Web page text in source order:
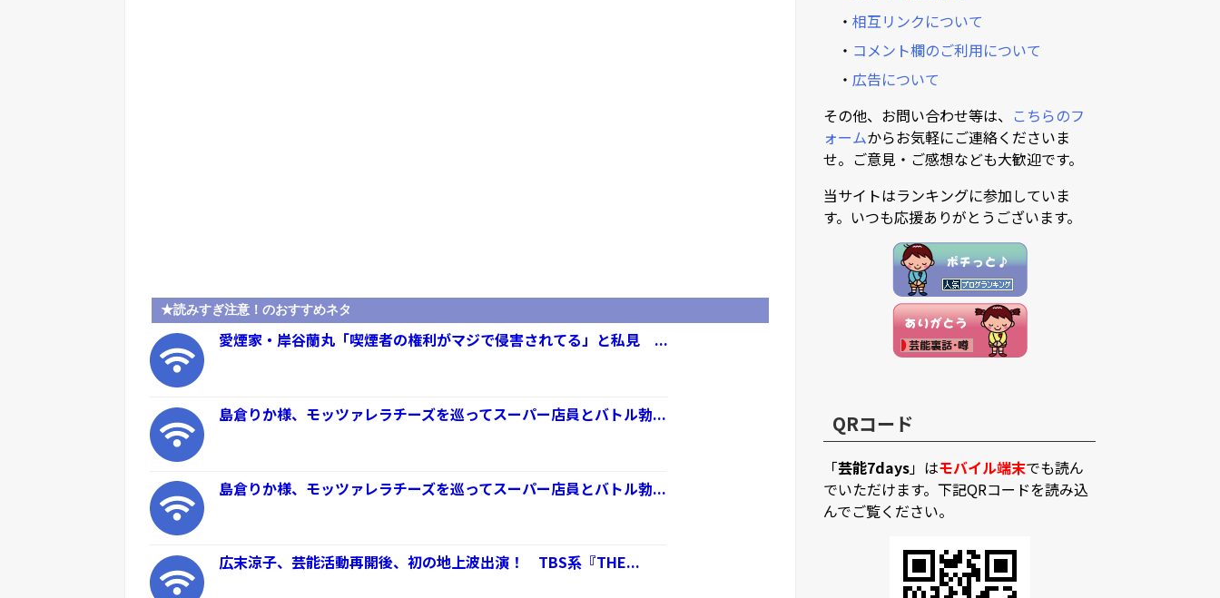
★読みすぎ注意！のおすすめネタ
愛煙家・岸谷蘭丸「喫煙者の権利がマジで侵害されてる」と私見 ...
島倉りか様、モッツァレラチーズを巡ってスーパー店員とバトル勃...
島倉りか様、モッツァレラチーズを巡ってスーパー店員とバトル勃...
広末涼子、芸能活動再開後、初の地上波出演！ TBS系『THE...
・ 相互リンクについて
・ コメント欄のご利用について
・ 広告について
その他、お問い合わせ等は、 こちらのフ
ォームからお気軽にご連絡くださいま
せ。ご意見・ご感想なども大歓迎です。
当サイトはランキングに参加していま
す。いつも応援ありがとうございます。
QRコード
「芸能7days」はモバイル端末でも読ん
でいただけます。下記QRコードを読み込
んでご覧ください。